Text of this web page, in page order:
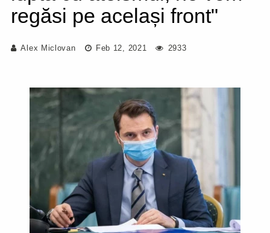
regăsi pe același front"
Alex Miclovan Feb 12, 2021 2933